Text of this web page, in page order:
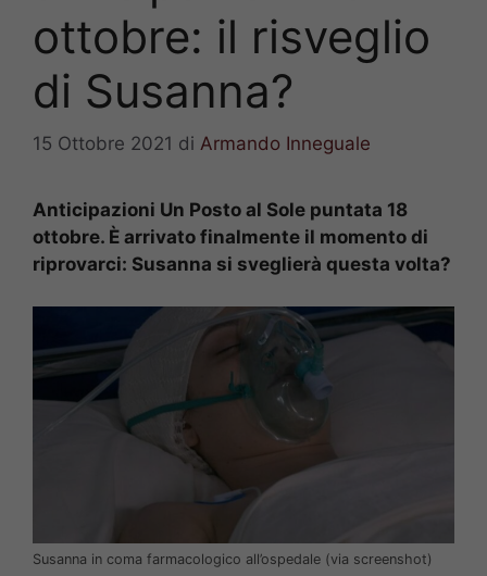
ottobre: il risveglio
di Susanna?
15 Ottobre 2021 di Armando Inneguale
Anticipazioni Un Posto al Sole puntata 18
ottobre. È arrivato finalmente il momento di
riprovarci: Susanna si sveglierà questa volta?
Susanna in coma farmacologico all’ospedale (via screenshot)